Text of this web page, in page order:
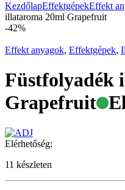
KezdőlapEffektgépekEffekt
illataroma 20ml Grapefruit
-42%
Effekt anyagok, Effektgépek,
Füstfolyadék
Grapefruit
Elérhetőség:
11 készleten